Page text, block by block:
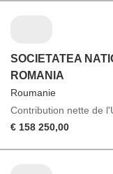
SOCIETATEA
ROMANIA
Roumanie
Contribution nette de
€ 158 250,00